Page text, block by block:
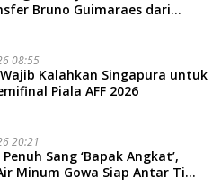
Bruno Guimaraes dari
08:55
Kalahkan Singapura untuk
Piala AFF 2026
20:21
Sang ‘Bapak Angkat’,
Minum Gowa Siap Antar Tim